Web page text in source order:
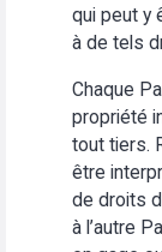
qui peut y
à de tels
Chaque
propriété
tout tiers.
être
de droits
à l’autre